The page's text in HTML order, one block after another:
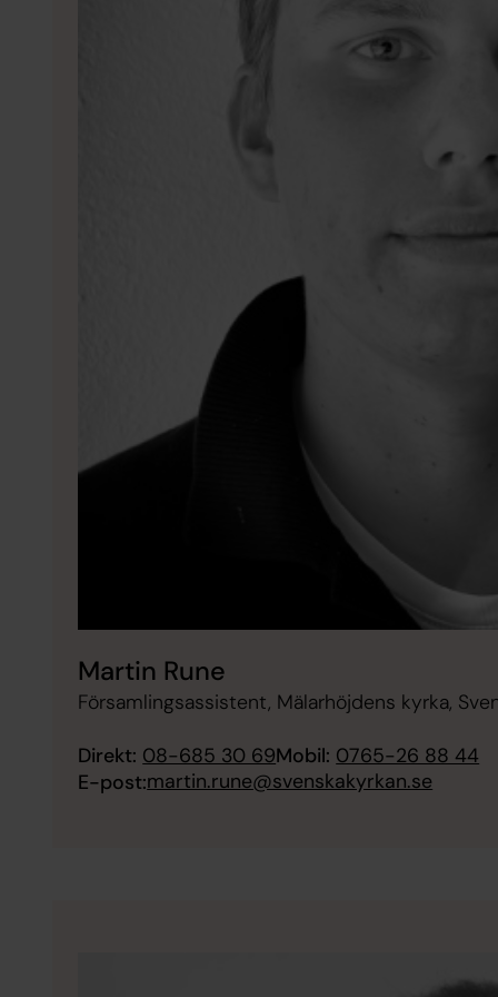
Martin Rune
Församlingsassistent, Mälarhöjdens kyrka,
Direkt: 08-685 30 69Mobil: 0765-26 88 44
E-post:martin.rune@svenskakyrkan.se